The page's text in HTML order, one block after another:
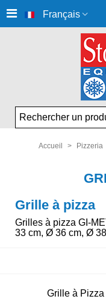
Français
Accueil > Pizzeria
Grille à pizza
Grilles à pizza GI-
33 cm, Ø 36 cm, Ø
Grille à